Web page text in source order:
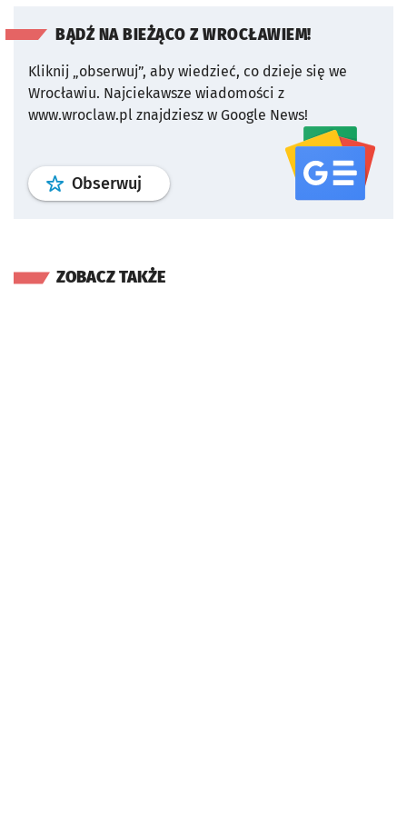
BĄDŹ NA BIEŻĄCO Z WROCŁAWIEM!
Kliknij „obserwuj”, aby wiedzieć, co dzieje się we
Wrocławiu. Najciekawsze wiadomości z
www.wroclaw.pl znajdziesz w Google News!
Obserwuj profil serwisu
ZOBACZ TAKŻE